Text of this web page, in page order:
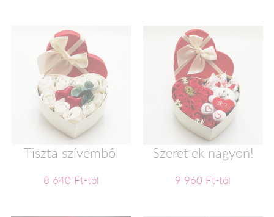
Tiszta szívemből
8 640 Ft-tól
Szeretlek nagyon!
9 960 Ft-tól